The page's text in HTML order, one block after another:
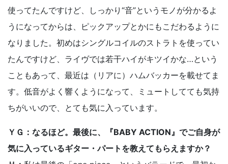
使ってたんですけど、しっかり“音”というモノが分かるよ
うになってからは、ピックアップとかにもこだわるように
なりました。初めはシングルコイルのストラトを使ってい
たんですけど、ライヴでは若干ハイがキツイかな…という
こともあって、最近は（リアに）ハムバッカーを載せてま
す。低音がよく響くようになって、ミュートしてても気持
ちがいいので、とても気に入っています。
ＹＧ：なるほど。最後に、『BABY ACTION』でご自身が
気に入っているギター・パートを教えてもらえますか？